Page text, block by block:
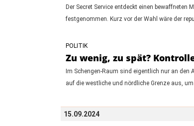
Der Secret Service entdeckt einen
festgenommen. Kurz vor der Wahl wäre der
POLITIK
Zu wenig, zu spät?
Im Schengen-Raum sind eigentlich nur an
auf die westliche und nördliche Grenze aus,
15.09.2024